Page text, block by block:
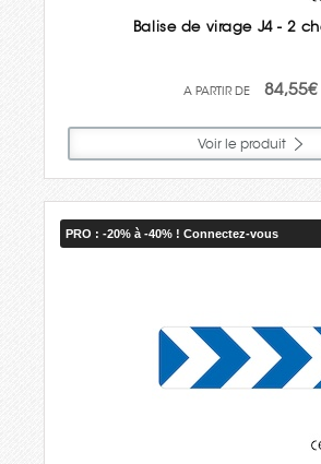
Balise de virage J4 - 2
84,55€
Voir le produit
PRO : -20% à -40% ! Connectez-vous